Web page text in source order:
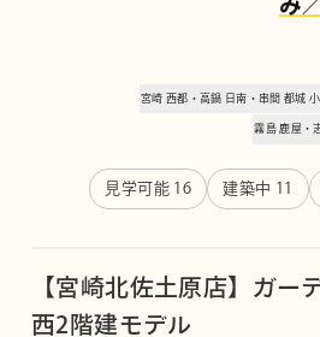
／
宮崎 西都・高鍋 日南・串間 都城
霧島 鹿屋・
見学可能 16 建築中 11
【宮崎北佐土原店】ガー
西2階建モデル